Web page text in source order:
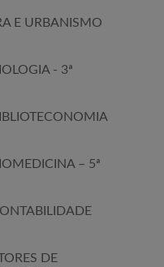
E URBANISMO
- 3ª
– 5ª
DE